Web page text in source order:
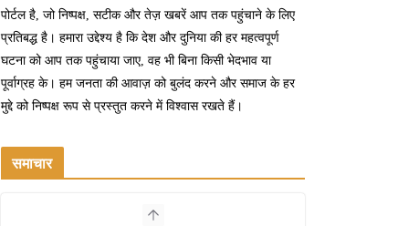
पोर्टल है, जो निष्पक्ष, सटीक और तेज़ खबरें आप तक पहुंचाने के लिए
प्रतिबद्ध है। हमारा उद्देश्य है कि देश और दुनिया की हर महत्वपूर्ण
घटना को आप तक पहुंचाया जाए, वह भी बिना किसी भेदभाव या
पूर्वाग्रह के। हम जनता की आवाज़ को बुलंद करने और समाज के हर
मुद्दे को निष्पक्ष रूप से प्रस्तुत करने में विश्वास रखते हैं।
समाचार